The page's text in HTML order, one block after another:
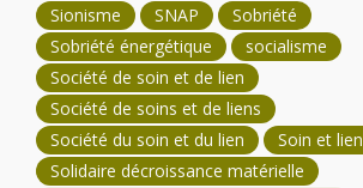
Sionisme
SNAP
Sobriété
Sobriété énergétique
socialisme
Société de soin et de lien
Société de soins et de liens
Société du soin et du lien
Soin et lien
Solidaire décroissance matérielle